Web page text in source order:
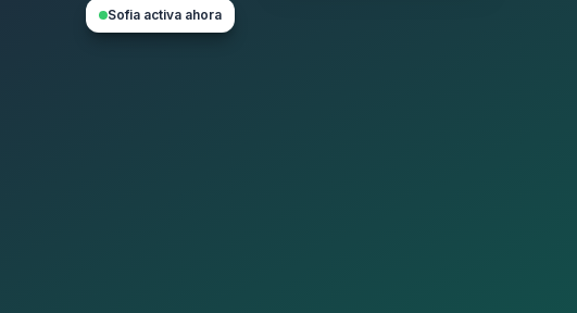
Sofia activa ahora